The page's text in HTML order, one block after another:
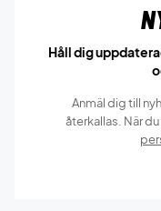
Håll dig
Anmäl dig till
återkallas. När